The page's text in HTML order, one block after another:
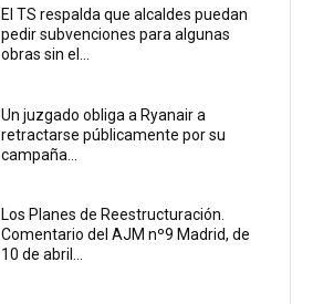
El TS respalda que alcaldes puedan
pedir subvenciones para algunas
obras sin el...
Un juzgado obliga a Ryanair a
retractarse públicamente por su
campaña...
Los Planes de Reestructuración.
Comentario del AJM nº9 Madrid, de
10 de abril...